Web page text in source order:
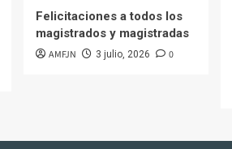
Felicitaciones a todos los
magistrados y magistradas
AMFJN 3 julio, 2026 0